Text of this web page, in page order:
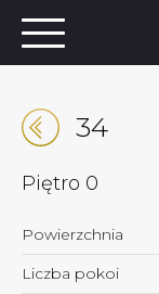
34
Piętro 0
Powierzchnia
Liczba pokoi